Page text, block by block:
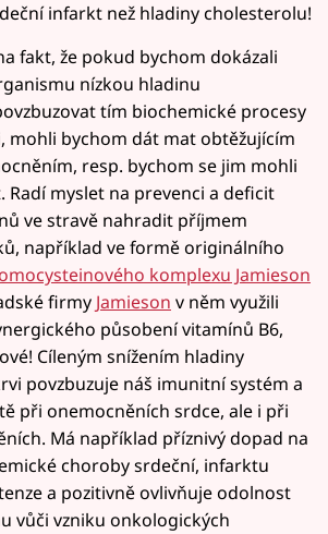
infarkt než hladiny cholesterolu!
fakt, že pokud bychom dokázali
nízkou hladinu
tím biochemické procesy
mohli bychom dát mat obtěžujícím
resp. bychom se jim mohli
Radí myslet na prevenci a deficit
ve stravě nahradit příjmem
například ve formě originálního
komplexu Jamieson
firmy Jamieson v něm využili
působení vitamínů B6,
Cíleným snížením hladiny
povzbuzuje náš imunitní systém a
při onemocněních srdce, ale i při
Má například příznivý dopad na
choroby srdeční, infarktu
a pozitivně ovlivňuje odolnost
vůči vzniku onkologických